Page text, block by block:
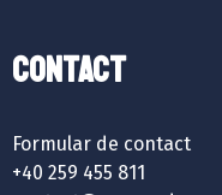
Contact
Formular de contact
+40 259 455 811